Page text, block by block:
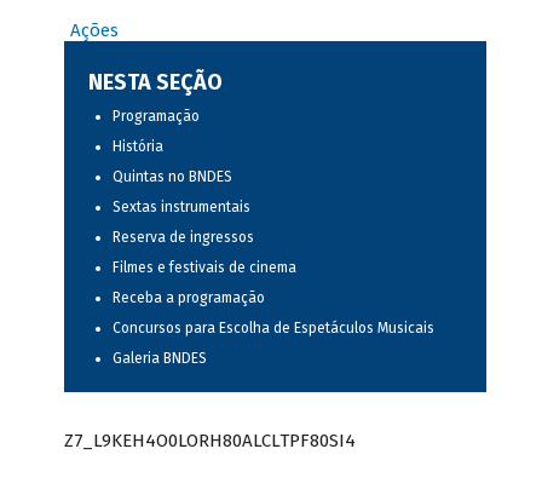
Ações
NESTA SEÇÃO
Programação
História
Quintas no BNDES
Sextas instrumentais
Reserva de ingressos
Filmes e festivais de cinema
Receba a programação
Concursos para Escolha de Espetáculos Musicais
Galeria BNDES
Z7_L9KEH4O0LORH80ALCLTPF80SI4